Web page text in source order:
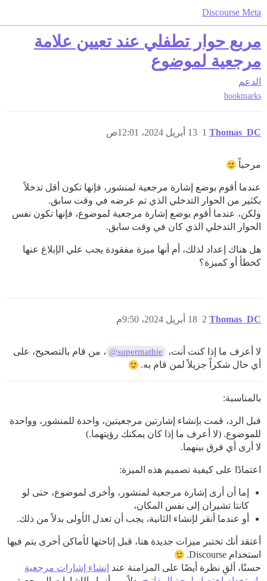
Discourse Meta
مربع حوار تطفلي عند تعيين علامة
مرجعية لموضوع
الدعم
bookmarks
Thomas_DC 13 أبريل 2024، 12:01ص 1
مرحباً
عندما أقوم بوضع إشارة مرجعية لمنشور، فإنها تكون أقل تدخلاً
بكثير من الحوار التدخلي الذي تم عرضه في وقت سابق.
ولكن، عندما أقوم بوضع إشارة مرجعية لموضوع، فإنها تكون نفس
الحوار التدخلي الذي كان في وقت سابق.
هل هناك إعداد لذلك، أم أنها ميزة مفقودة يجب علي الإبلاغ عنها
كخطأ أو كميزة؟
Thomas_DC 18 أبريل 2024، 9:50م 2
لا أعرف ما إذا كنت أنت، @supermathie ، من قام بالتصحيح، على
أي حال شكراً جزيلاً لمن قام به.
بالمناسبة:
قبل الرد، قمت بإنشاء إشارتين مرجعيتين، واحدة للمنشور، وواحدة
للموضوع. (لا أعرف ما إذا كان يمكنك رؤيتهما.)
لا أرى أي فرق بينهما.
اعتمادًا على كيفية تصميم هذه الميزة:
إما أن أرى إشارة مرجعية لمنشور، وأخرى لموضوع، حتى لو
كانتا تشيران إلى نفس المكان،
أو عندما أنقر لإنشاء الثانية، يجب أن تعدل الأولى بدلاً من ذلك.
أعتقد أنك تختبر ميزات جديدة هنا، قبل إتاحتها لأماكن أخرى يتم فيها
استخدام Discourse.
حسنًا، ألقِ نظرة أيضًا على المزامنة عند إنشاء إشارات مرجعية